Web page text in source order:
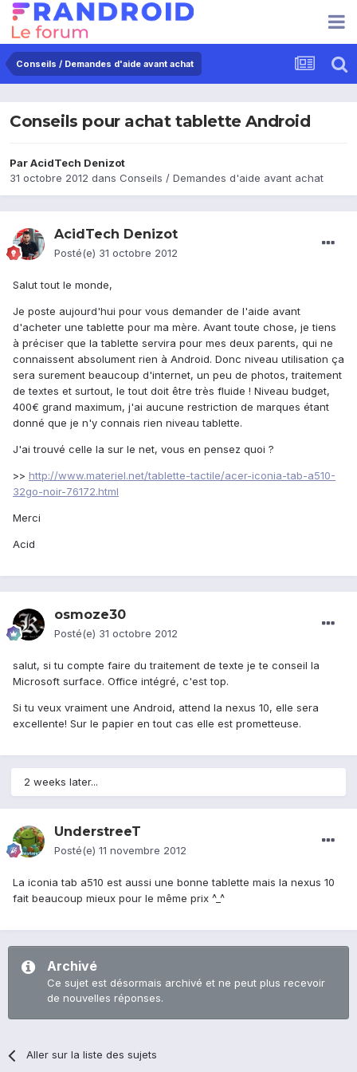
Conseils / Demandes d'aide avant achat
Conseils pour achat tablette Android
ParAcidTech Denizot
31 octobre 2012 dans Conseils / Demandes d'aide avant achat
AcidTech Denizot
Posté(e) 31 octobre 2012
Salut tout le monde,
Je poste aujourd'hui pour vous demander de l'aide avant
d'acheter une tablette pour ma mère. Avant toute chose, je tiens
à préciser que la tablette servira pour mes deux parents, qui ne
connaissent absolument rien à Android. Donc niveau utilisation ça
sera surement beaucoup d'internet, un peu de photos, traitement
de textes et surtout, le tout doit être très fluide ! Niveau budget,
400€ grand maximum, j'ai aucune restriction de marques étant
donné que je n'y connais rien niveau tablette.
J'ai trouvé celle la sur le net, vous en pensez quoi ?
>> http://www.materiel.net/tablette-tactile/acer-iconia-tab-a510-
32go-noir-76172.html
Merci
Acid
osmoze30
Posté(e) 31 octobre 2012
salut, si tu compte faire du traitement de texte je te conseil la
Microsoft surface. Office intégré, c'est top.
Si tu veux vraiment une Android, attend la nexus 10, elle sera
excellente! Sur le papier en tout cas elle est prometteuse.
2 weeks later...
UnderstreeT
Posté(e) 11 novembre 2012
La iconia tab a510 est aussi une bonne tablette mais la nexus 10
fait beaucoup mieux pour le même prix ^_^
Archivé
Ce sujet est désormais archivé et ne peut plus recevoir
de nouvelles réponses.
Aller sur la liste des sujets